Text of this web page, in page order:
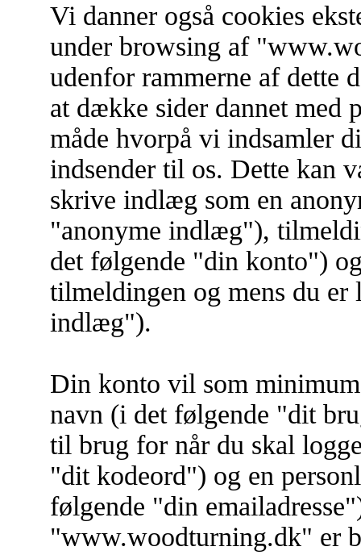
Vi danner også cookies
under browsing af
udenfor rammerne af dette
at dække sider dannet med
måde hvorpå vi indsamler
indsender til os. Dette kan
skrive indlæg som en
"anonyme indlæg"),
det følgende "din konto")
tilmeldingen og mens du
indlæg").
Din konto vil som
navn (i det følgende "dit
til brug for når du skal
"dit kodeord") og en
følgende "din
"www.woodturning.dk" er